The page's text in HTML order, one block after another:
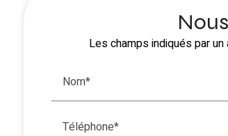
Les champs indiqués par
Nom*
Téléphone*